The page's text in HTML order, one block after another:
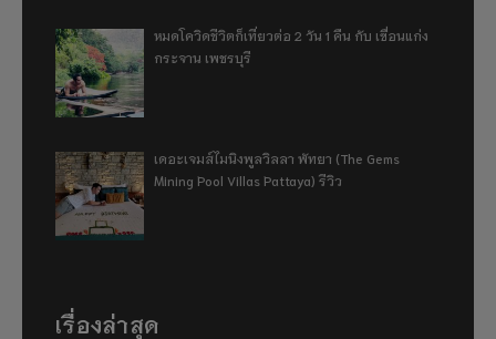
หมดโควิดชีวิตก็เที่ยวต่อ 2 วัน 1 คืน กับ เขื่อนแก่ง
กระจาน เพชรบุรี
เดอะเจมส์ไมนิงพูลวิลลา พัทยา (The Gems
Mining Pool Villas Pattaya) รีวิว
เรื่องล่าสุด